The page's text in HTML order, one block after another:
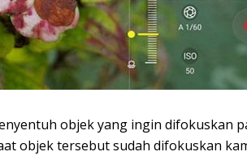
objek yang ingin difokuskan
objek tersebut sudah difokuskan